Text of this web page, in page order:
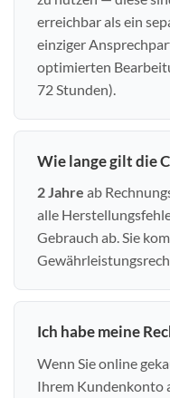
erreichbar als ein
einziger
optimierten
72 Stunden).
Wie lange gilt die
2 Jahre ab
alle
Gebrauch ab. Sie
Ich habe meine
Wenn Sie online
Ihrem Kundenkonto